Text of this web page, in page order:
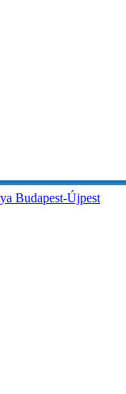
Budapest-Újpest